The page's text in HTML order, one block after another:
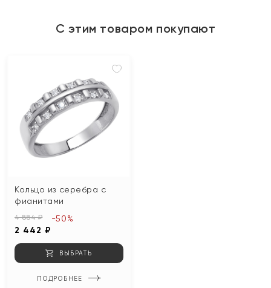
С этим товаром покупают
Кольцо из серебра с
фианитами
4 884 ₽
2 442 ₽
-50%
ВЫБРАТЬ
ПОДРОБНЕЕ